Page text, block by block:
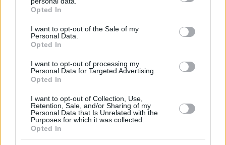
grant or deny consent to Google and its third-party tags to
use your data for below specified purposes in below Google
consent section.
Opted In
I want to opt-out of the Sale of my
Personal Data.
Opted In
I want to opt-out of processing my
Personal Data for Targeted Advertising.
Opted In
I want to opt-out of Collection, Use,
Retention, Sale, and/or Sharing of my
Personal Data that Is Unrelated with the
Purposes for which it was collected.
Opted In
πριν 36 λεπτά
Ρωσικά πλήγματα σε Κίεβο και Μπροβαρί: Τρεις νεκροί,
08.08.2026, 04:13
Ήττα της Σάκκαρη με 2-0 από την Γκοφ και αποκλεισμός
08.08.2026, 03:37
Ο Κούτσιας πέτυχε το πρώτο γκολ της φετινής Primeira
Liga, δείτε το γκολ
08.08.2026, 03:31